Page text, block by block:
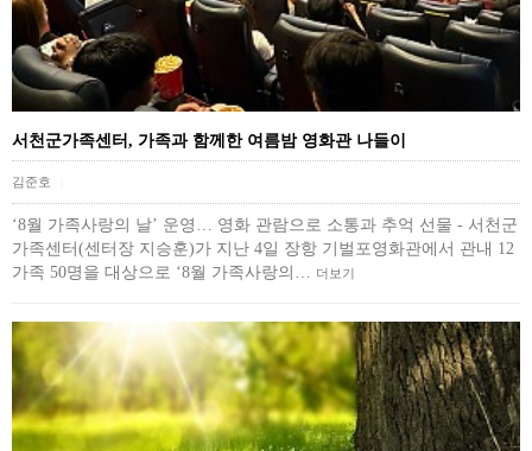
서천군가족센터, 가족과 함께한 여름밤 영화관 나들이
김준호
‘8월 가족사랑의 날’ 운영… 영화 관람으로 소통과 추억 선물 - 서천군
가족센터(센터장 지승훈)가 지난 4일 장항 기벌포영화관에서 관내 12
가족 50명을 대상으로 ‘8월 가족사랑의… 더보기